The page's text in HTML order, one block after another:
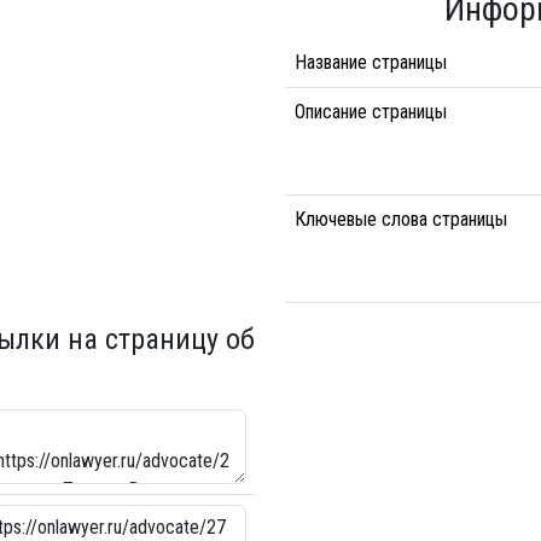
Название страницы
Описание страницы
Ключевые слова страницы
на страницу об